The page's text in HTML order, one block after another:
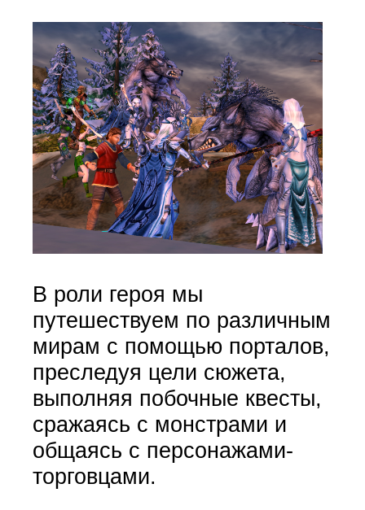
В роли героя мы
путешествуем по различным
мирам с помощью порталов,
преследуя цели сюжета,
выполняя побочные квесты,
сражаясь с монстрами и
общаясь с персонажами-
торговцами.